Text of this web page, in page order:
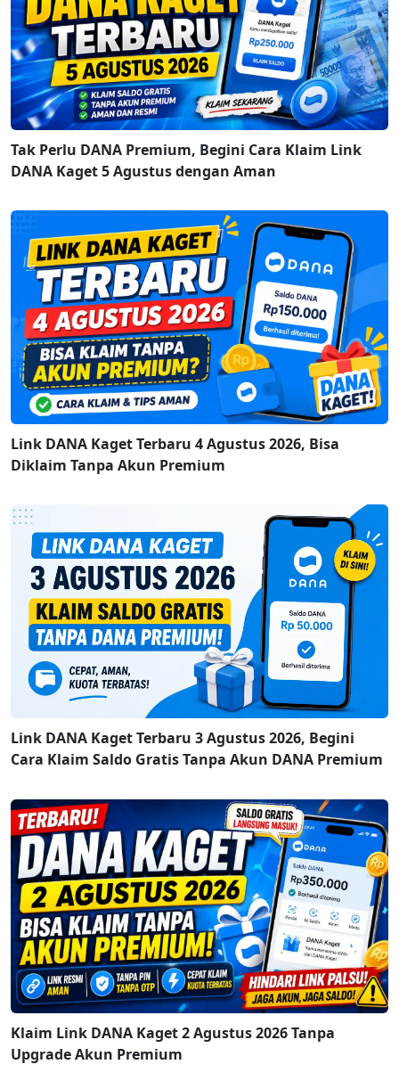
Tak Perlu DANA Premium, Begini Cara Klaim Link
DANA Kaget 5 Agustus dengan Aman
Link DANA Kaget Terbaru 4 Agustus 2026, Bisa
Diklaim Tanpa Akun Premium
Link DANA Kaget Terbaru 3 Agustus 2026, Begini
Cara Klaim Saldo Gratis Tanpa Akun DANA Premium
Klaim Link DANA Kaget 2 Agustus 2026 Tanpa
Upgrade Akun Premium